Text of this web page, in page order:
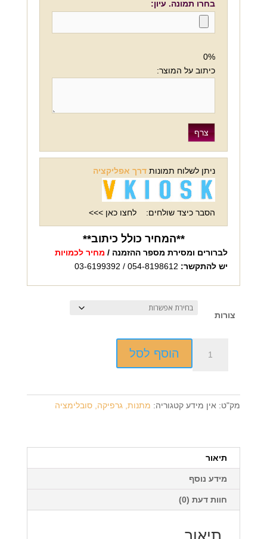
בחרו תמונה. עיון:
0%
כיתוב על המוצר:
ניתן לשלוח תמונות דרך אפליקציה
הסבר כיצד שולחים: לחצו כאן >>>
**המחיר כולל כיתוב**
לברורים ומסירת מספר ההזמנה / מחיר לכמויות
יש להתקשר:
צורות
על
המוצר
הוסף לסל
מק"ט: אין מידע קטגוריה: מתנות, גרפיקה, סובלימציה
תיאור
מידע נוסף
חוות דעת (0)